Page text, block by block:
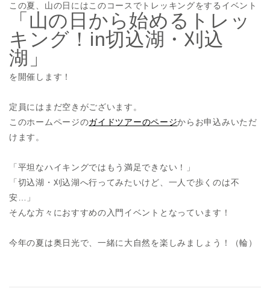
この夏、山の日にはこのコースでトレッキングをするイベント
「山の日から始めるトレッ
キング！in切込湖・刈込
湖」
を開催します！
定員にはまだ空きがございます。
このホームページのガイドツアーのページからお申込みいただ
けます。
「平坦なハイキングではもう満足できない！」
「切込湖・刈込湖へ行ってみたいけど、一人で歩くのは不
安…」
そんな方々におすすめの入門イベントとなっています！
今年の夏は奥日光で、一緒に大自然を楽しみましょう！（輪）